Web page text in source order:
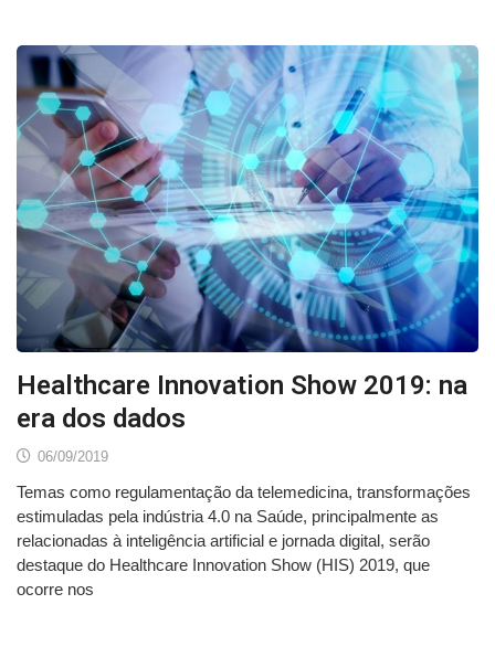
Healthcare Innovation Show 2019: na
era dos dados
06/09/2019
Temas como regulamentação da telemedicina, transformações
estimuladas pela indústria 4.0 na Saúde, principalmente as
relacionadas à inteligência artificial e jornada digital, serão
destaque do Healthcare Innovation Show (HIS) 2019, que
ocorre nos